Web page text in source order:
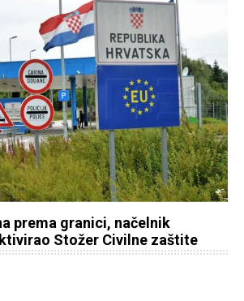
prema granici, načelnik
Stožer Civilne zaštite